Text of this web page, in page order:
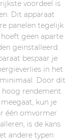
voordeel is
Dit apparaat
panelen tegelijk
geen aparte
geïnstalleerd.
bespaar je
in het
Door dit
hoog rendement.
kun je
één omvormer
is de kans
andere typen